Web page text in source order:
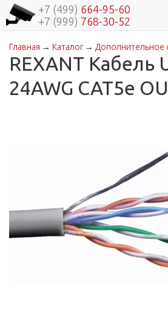
+7 (499) 664-95-60
+7 (999) 768-30-52
Вы здесь
Главная → Каталог→ Дополнительное
REXANT Кабель
24AWG CAT5e